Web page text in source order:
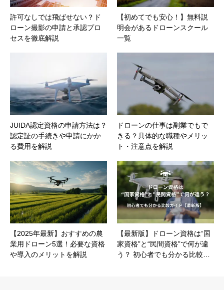
許可なしでは飛ばせない？ド
ローン撮影の申請と承認プロ
セスを徹底解説
【初めてでも安心！】無料説
明会があるドローンスクール
一覧
JUIDA認定資格の申請方法は？
認定証の手続きや申請にかか
る費用を解説
ドローンの仕事は副業でもで
きる？具体的な職種やメリッ
ト・注意点を解説
【2025年最新】おすすめの農
業用ドローン5選！必要な資格
や導入のメリットを解説
【最新版】ドローン資格は“国
家資格”と“民間資格”で何が違
う？ 初心者でも分かる比較…